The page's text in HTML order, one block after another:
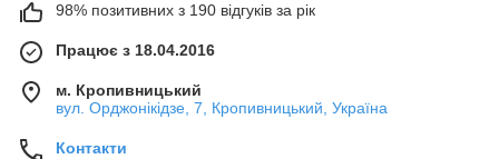
98% позитивних з 190 відгуків за рік
Працює з 18.04.2016
м. Кропивницький
вул. Орджонікідзе, 7, Кропивницький, Україна
Контакти